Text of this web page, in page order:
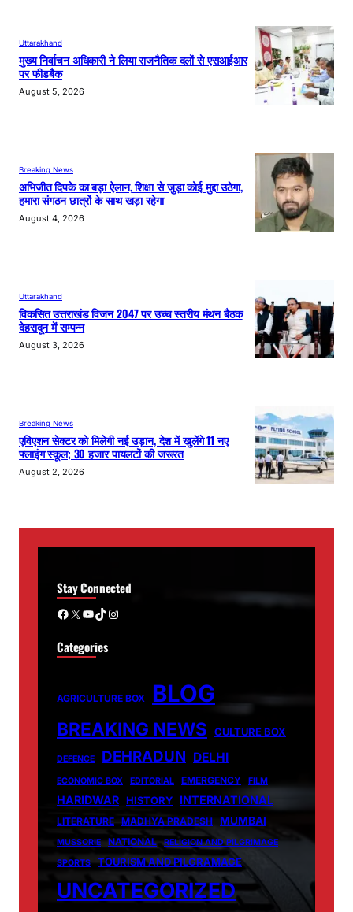
Uttarakhand
मुख्य निर्वाचन अधिकारी ने लिया राजनैतिक दलों से एसआईआर
पर फीडबैक
August 5, 2026
Breaking News
अभिजीत दिपके का बड़ा ऐलान, शिक्षा से जुड़ा कोई मुद्दा उठेगा,
हमारा संगठन छात्रों के साथ खड़ा रहेगा
August 4, 2026
Uttarakhand
विकसित उत्तराखंड विजन 2047 पर उच्च स्तरीय मंथन बैठक
देहरादून में सम्पन्न
August 3, 2026
Breaking News
एविएशन सेक्टर को मिलेगी नई उड़ान, देश में खुलेंगे 11 नए
फ्लाइंग स्कूल; 30 हजार पायलटों की जरूरत
August 2, 2026
Stay Connected
Facebook X YouTube TikTok Instagram
Categories
AGRICULTURE BOX BLOG
BREAKING NEWS CULTURE BOX
DEFENCE DEHRADUN DELHI
ECONOMIC BOX EDITORIAL EMERGENCY FILM
HARIDWAR HISTORY INTERNATIONAL
LITERATURE MADHYA PRADESH MUMBAI
MUSSORIE NATIONAL
RELIGION AND PILGRIMAGE
SPORTS
TOURISM AND PILGRAMAGE
UNCATEGORIZED